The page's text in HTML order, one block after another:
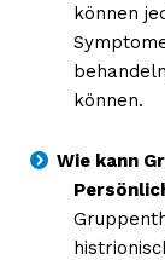
können
können.
Wie kann